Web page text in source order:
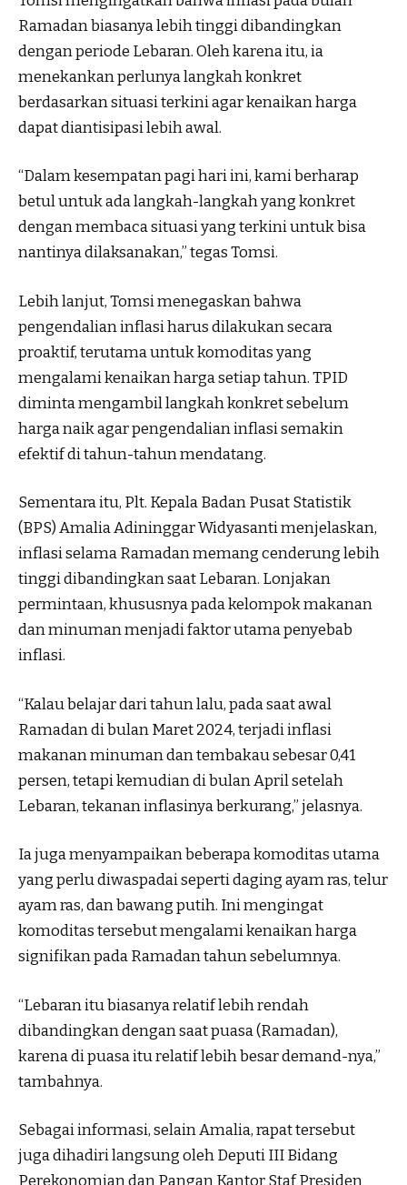
Ramadan biasanya lebih tinggi dibandingkan
dengan periode Lebaran. Oleh karena itu, ia
menekankan perlunya langkah konkret
berdasarkan situasi terkini agar kenaikan harga
dapat diantisipasi lebih awal.
“Dalam kesempatan pagi hari ini, kami berharap
betul untuk ada langkah-langkah yang konkret
dengan membaca situasi yang terkini untuk bisa
nantinya dilaksanakan,” tegas Tomsi.
Lebih lanjut, Tomsi menegaskan bahwa
pengendalian inflasi harus dilakukan secara
proaktif, terutama untuk komoditas yang
mengalami kenaikan harga setiap tahun. TPID
diminta mengambil langkah konkret sebelum
harga naik agar pengendalian inflasi semakin
efektif di tahun-tahun mendatang.
Sementara itu, Plt. Kepala Badan Pusat Statistik
(BPS) Amalia Adininggar Widyasanti menjelaskan,
inflasi selama Ramadan memang cenderung lebih
tinggi dibandingkan saat Lebaran. Lonjakan
permintaan, khususnya pada kelompok makanan
dan minuman menjadi faktor utama penyebab
inflasi.
“Kalau belajar dari tahun lalu, pada saat awal
Ramadan di bulan Maret 2024, terjadi inflasi
makanan minuman dan tembakau sebesar 0,41
persen, tetapi kemudian di bulan April setelah
Lebaran, tekanan inflasinya berkurang,” jelasnya.
Ia juga menyampaikan beberapa komoditas utama
yang perlu diwaspadai seperti daging ayam ras, telur
ayam ras, dan bawang putih. Ini mengingat
komoditas tersebut mengalami kenaikan harga
signifikan pada Ramadan tahun sebelumnya.
“Lebaran itu biasanya relatif lebih rendah
dibandingkan dengan saat puasa (Ramadan),
karena di puasa itu relatif lebih besar demand-nya,”
tambahnya.
Sebagai informasi, selain Amalia, rapat tersebut
juga dihadiri langsung oleh Deputi III Bidang